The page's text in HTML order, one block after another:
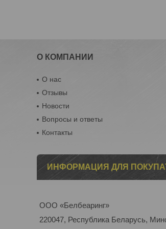
О КОМПАНИИ
О нас
Отзывы
Новости
Вопросы и ответы
Контакты
ИНФОРМАЦИЯ ДЛЯ
ООО «Белбеаринг»
220047, Республика Беларусь,